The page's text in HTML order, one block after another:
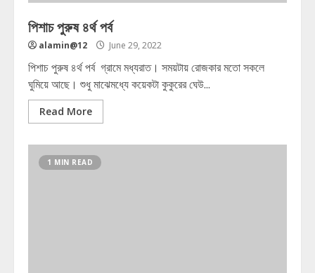
পিশাচ পুরুষ ৪র্থ পর্ব
alamin@12 June 29, 2022
পিশাচ পুরুষ ৪র্থ পর্ব গ্রামে মধ্যরাত। সময়টায় রোজকার মতো সকলে
ঘুমিয়ে আছে। শুধু মাঝেমধ্যে কয়েকটা কুকুরের ঘেউ...
Read More
1 MIN READ